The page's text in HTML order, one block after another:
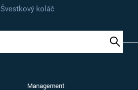
Švestkový koláč
Management